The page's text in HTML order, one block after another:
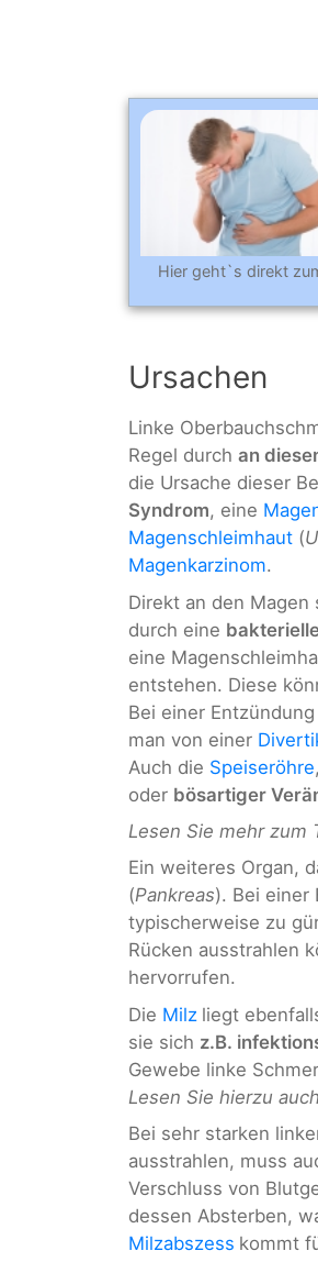
Hier geht`s direkt
Ursachen
Linke
Regel durch an
die Ursache dieser
Syndrom, eine
Magenschleimhaut (
Magenkarzinom.
Direkt an den
durch eine
eine
entstehen. Diese
Bei einer
man von einer
Auch die Speiseröhre
oder bösartiger
Lesen Sie mehr zum
Ein weiteres Organ,
(Pankreas). Bei einer
typischerweise zu
Rücken ausstrahlen
hervorrufen.
Die Milz liegt
sie sich z.B.
Gewebe linke
Lesen Sie hierzu
Bei sehr starken
ausstrahlen, muss
Verschluss von
dessen Absterben,
Milzabszess kommt